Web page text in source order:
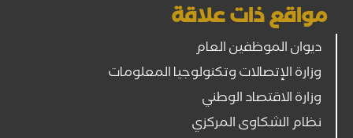
مواقع ذات علاقة
ديوان الموظفين العام
وزارة الإتصالات وتكنولوجيا المعلومات
وزارة الاقتصاد الوطني
نظام الشكاوى المركزي